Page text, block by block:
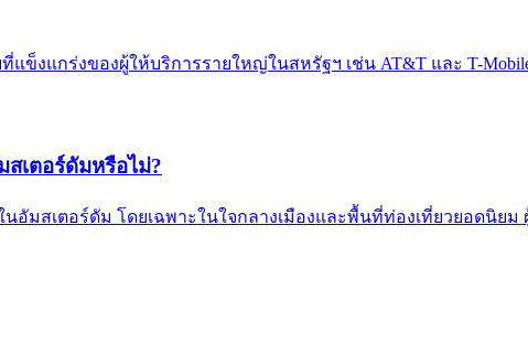
ที่แข็งแกร่งของผู้ให้บริการรายใหญ่ในสหรัฐฯ เช่น AT&T และ T-
สเตอร์ดัมหรือไม่?
นอัมสเตอร์ดัม โดยเฉพาะในใจกลางเมืองและพื้นที่ท่องเที่ยวยอดนิย